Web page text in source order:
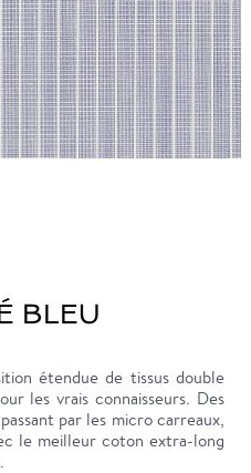
BLEU
étendue de tissus double
les vrais connaisseurs. Des
par les micro carreaux,
le meilleur coton extra-long